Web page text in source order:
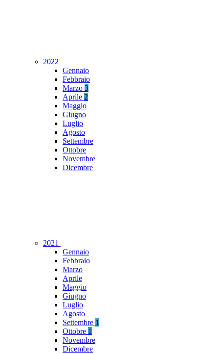
2022
Gennaio
Febbraio
Marzo 3
Aprile 2
Maggio
Giugno
Luglio
Agosto
Settembre
Ottobre
Novembre
Dicembre
2021
Gennaio
Febbraio
Marzo
Aprile
Maggio
Giugno
Luglio
Agosto
Settembre 1
Ottobre 1
Novembre
Dicembre